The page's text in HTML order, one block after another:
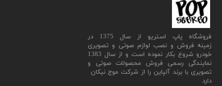
​فروشگاه پاپ استریو از سال 1375 در
زمینه فروش و نصب لوازم صوتی و تصویری
خودرو شروع بکار نموده است و از سال 1383
نمایندگی رسمی فروش محصولات صوتی و
تصویری با برند آلپاین را از شرکت موج نیکان
دارد